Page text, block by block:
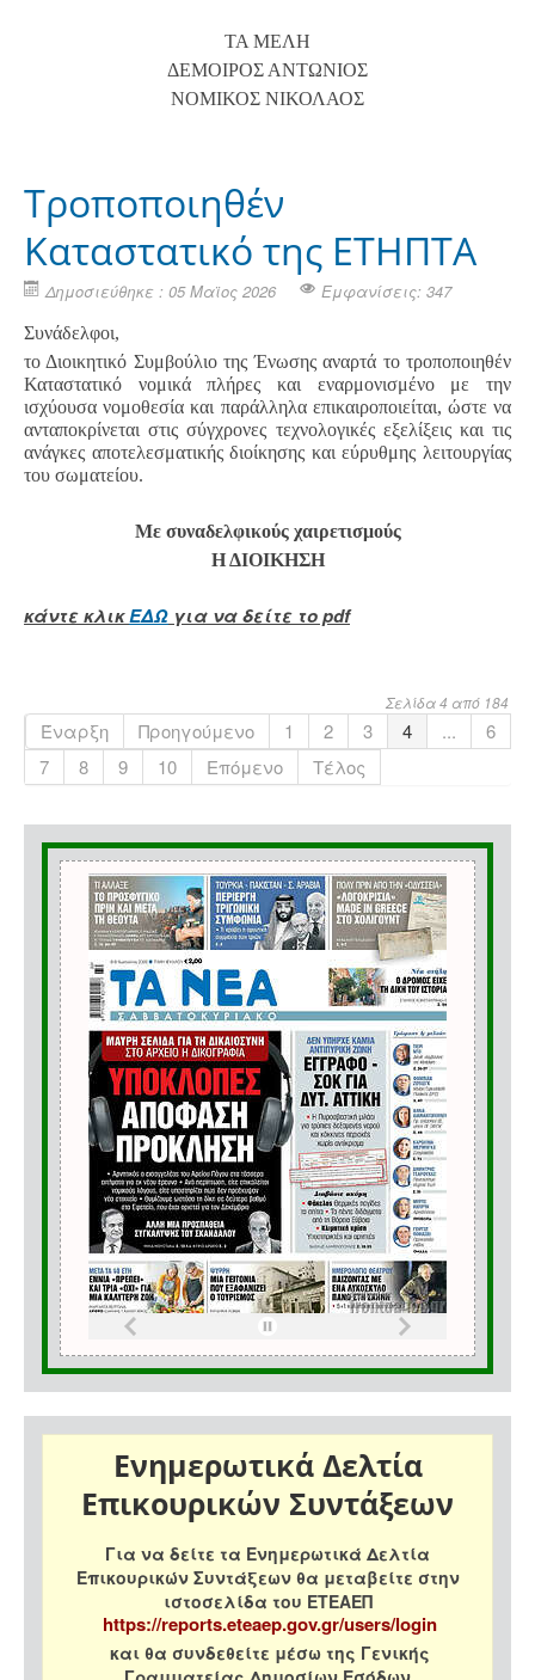
ΤΑ ΜΕΛΗ
ΔΕΜΟΙΡΟΣ ΑΝΤΩΝΙΟΣ
ΝΟΜΙΚΟΣ ΝΙΚΟΛΑΟΣ
Τροποποιηθέν
Καταστατικό της ΕΤΗΠΤΑ
Δημοσιεύθηκε : 05 Μαϊος 2026 Εμφανίσεις: 347
Συνάδελφοι,
το Διοικητικό Συμβούλιο της Ένωσης αναρτά το τροποποιηθέν
Καταστατικό νομικά πλήρες και εναρμονισμένο με την
ισχύουσα νομοθεσία και παράλληλα επικαιροποιείται, ώστε να
ανταποκρίνεται στις σύγχρονες τεχνολογικές εξελίξεις και τις
ανάγκες αποτελεσματικής διοίκησης και εύρυθμης λειτουργίας
του σωματείου.
Με συναδελφικούς χαιρετισμούς
Η ΔΙΟΙΚΗΣΗ
κάντε κλικΕΔΩ για να δείτε το pdf
Σελίδα 4 από 184
Έναρξη Προηγούμενο 1 2 3 4 ...
6
7
8 9 10 Επόμενο Τέλος
Ενημερωτικά Δελτία
Επικουρικών Συντάξεων
Για να δείτε τα Ενημερωτικά Δελτία
Επικουρικών Συντάξεων θα μεταβείτε στην
ιστοσελίδα του ΕΤΕΑΕΠ
https://reports.eteaep.gov.gr/users/login
και θα συνδεθείτε μέσω της Γενικής